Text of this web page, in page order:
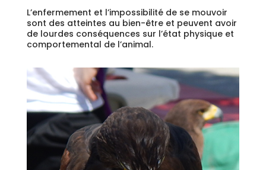
L’enfermement et l’impossibilité de se mouvoir
sont des atteintes au bien-être et peuvent avoir
de lourdes conséquences sur l’état physique et
comportemental de l’animal.